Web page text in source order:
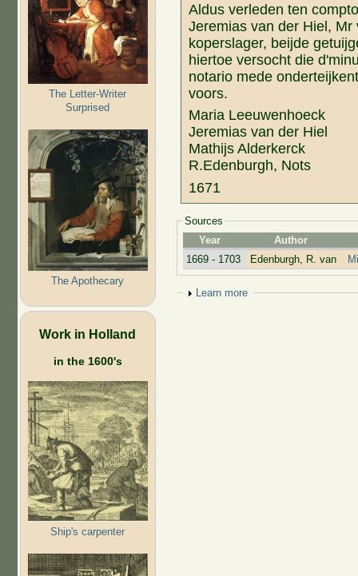
The Letter-Writer
Surprised
The Apothecary
Work in Holland
in the 1600's
Ship's carpenter
Aldus verleden ten
Jeremias van der Hiel,
koperslager, beijde
hiertoe versocht die
notario mede
voors.
Maria Leeuwenhoeck
Jeremias van der Hiel
Mathijs Alderkerck
R.Edenburgh, Nots
1671
Sources
Year
Author
1669 - 1703
Edenburgh, R. van
Show
Learn more